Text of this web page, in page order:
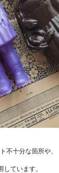
不十分な箇所や、
ています。